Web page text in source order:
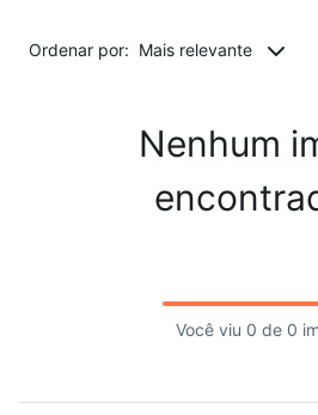
Ordenar por: Mais relevante
Nenhum
Você viu 0 de 0